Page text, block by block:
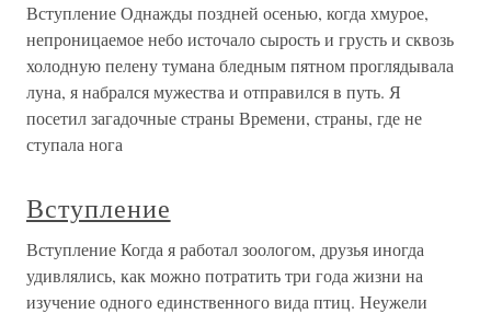
Вступление Однажды поздней осенью, когда хмурое,
непроницаемое небо источало сырость и грусть и сквозь
холодную пелену тумана бледным пятном проглядывала
луна, я набрался мужества и отправился в путь. Я
посетил загадочные страны Времени, страны, где не
ступала нога
Вступление
Вступление Когда я работал зоологом, друзья иногда
удивлялись, как можно потратить три года жизни на
изучение одного единственного вида птиц. Неужели